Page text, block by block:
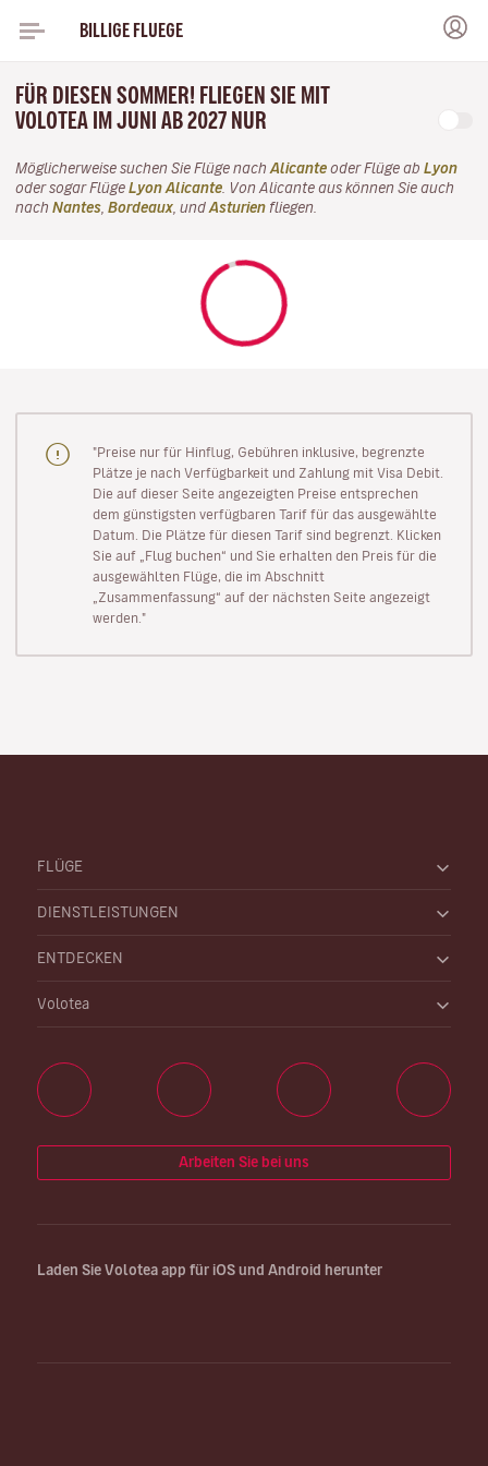
BILLIGE FLUEGE
FÜR DIESEN SOMMER! FLIEGEN SIE MIT
VOLOTEA IM JUNI AB 2027 NUR
Möglicherweise suchen Sie Flüge nach Alicante oder Flüge ab Lyon
oder sogar Flüge Lyon Alicante . Von Alicante aus können Sie auch
nach Nantes Bordeaux , und Asturien fliegen.
"Preise nur für Hinflug, Gebühren inklusive, begrenzte
Plätze je nach Verfügbarkeit und Zahlung mit Visa Debit.
Die auf dieser Seite angezeigten Preise entsprechen
dem günstigsten verfügbaren Tarif für das ausgewählte
Datum. Die Plätze für diesen Tarif sind begrenzt. Klicken
Sie auf „Flug buchen“ und Sie erhalten den Preis für die
ausgewählten Flüge, die im Abschnitt
„Zusammenfassung“ auf der nächsten Seite angezeigt
werden."
FLÜGE
DIENSTLEISTUNGEN
ENTDECKEN
Volotea
Arbeiten Sie bei uns
Laden Sie Volotea app für iOS und Android herunter